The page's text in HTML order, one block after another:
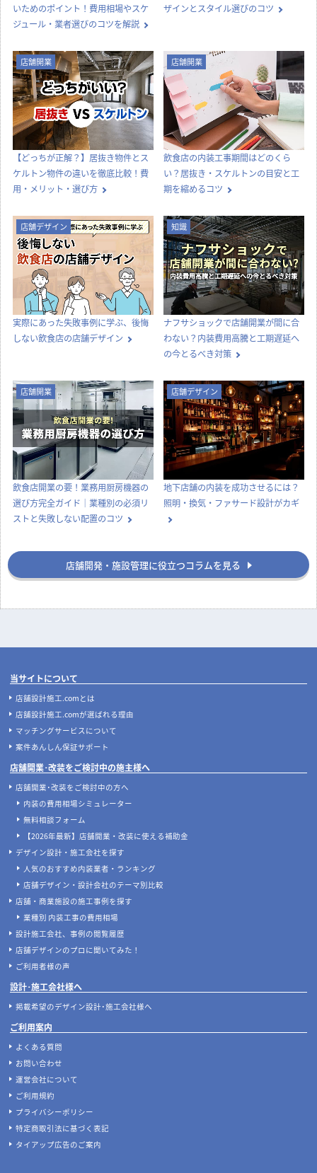
いためのポイント！費用相場やスケ
ジュール・業者選びのコツを解説
ザインとスタイル選びのコツ
店舗開業
【どっちが正解？】居抜き物件とス
ケルトン物件の違いを徹底比較！費
用・メリット・選び方
店舗開業
飲食店の内装工事期間はどのくら
い？居抜き・スケルトンの目安と工
期を縮めるコツ
店舗デザイン
実際にあった失敗事例に学ぶ、後悔
しない飲食店の店舗デザイン
知識
ナフサショックで店舗開業が間に合
わない？内装費用高騰と工期遅延へ
の今とるべき対策
店舗開業
飲食店開業の要！業務用厨房機器の
選び方完全ガイド｜業種別の必須リ
ストと失敗しない配置のコツ
店舗デザイン
地下店舗の内装を成功させるには？
照明・換気・ファサード設計がカギ
店舗開発・施設管理に役立つコラムを見る
当サイトについて
店舗設計施工.comとは
店舗設計施工.comが選ばれる理由
マッチングサービスについて
案件あんしん保証サポート
店舗開業･改装をご検討中の施主様へ
店舗開業･改装をご検討中の方へ
内装の費用相場シミュレーター
無料相談フォーム
【2026年最新】店舗開業・改装に使える補助金
デザイン設計・施工会社を探す
人気のおすすめ内装業者・ランキング
店舗デザイン・設計会社のテーマ別比較
店舗・商業施設の施工事例を探す
業種別 内装工事の費用相場
設計施工会社、事例の閲覧履歴
店舗デザインのプロに聞いてみた！
ご利用者様の声
設計･施工会社様へ
掲載希望のデザイン設計･施工会社様へ
ご利用案内
よくある質問
お問い合わせ
運営会社について
ご利用規約
プライバシーポリシー
特定商取引法に基づく表記
タイアップ広告のご案内